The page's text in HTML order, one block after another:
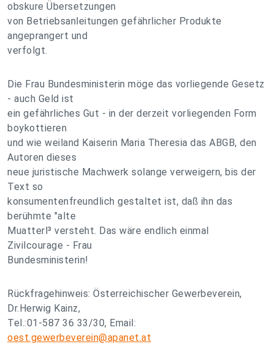
obskure Übersetzungen
von Betriebsanleitungen gefährlicher Produkte
angeprangert und
verfolgt.
Die Frau Bundesministerin möge das vorliegende Gesetz
- auch Geld ist
ein gefährliches Gut - in der derzeit vorliegenden Form
boykottieren
und wie weiland Kaiserin Maria Theresia das ABGB, den
Autoren dieses
neue juristische Machwerk solange verweigern, bis der
Text so
konsumentenfreundlich gestaltet ist, daß ihn das
berühmte "alte
Muatterl³ versteht. Das wäre endlich einmal
Zivilcourage - Frau
Bundesministerin!
Rückfragehinweis: Österreichischer Gewerbeverein,
Dr.Herwig Kainz,
Tel.:01-587 36 33/30, Email:
oest.gewerbeverein@apanet.at